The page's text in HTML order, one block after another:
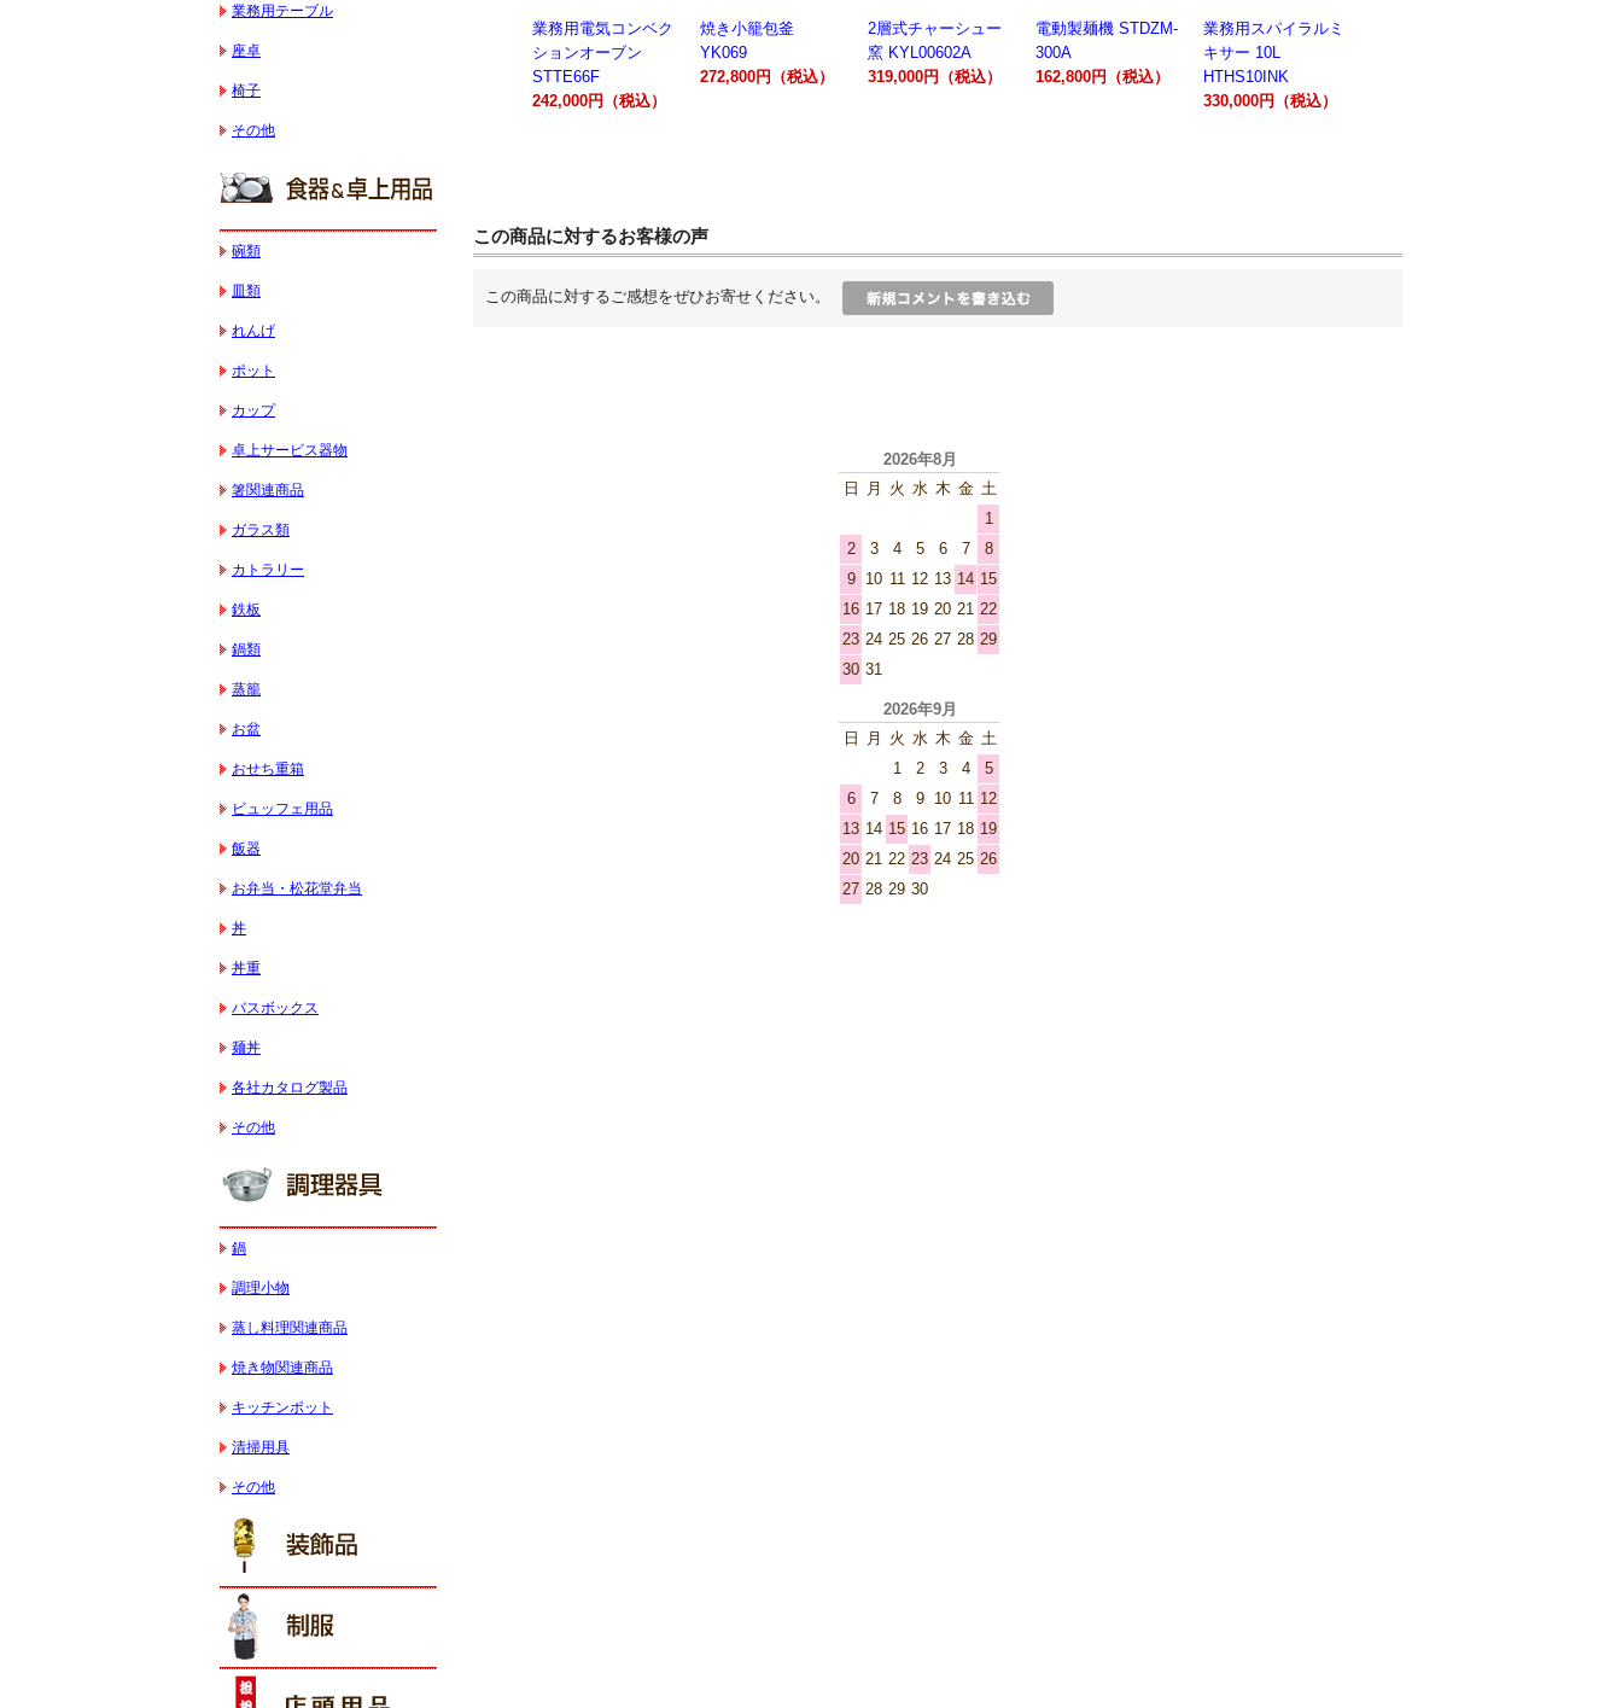
キサー 30L
595,100円（税込）
業務用電気コンベク
ションオーブン
STTE66F
242,000円（税込）
焼き小籠包釜
YK069
272,800円（税込）
2層式チャーシュー
窯 KYL00602A
319,000円（税込）
電動製麺機 STDZM-
300A
162,800円（税込）
業務用スパイラルミ
キサー 10L
HTHS10INK
330,000円（税込）
この商品に対するお客様の声
この商品に対するご感想をぜひお寄せください。
業務用テーブル
座卓
椅子
その他
碗類
皿類
れんげ
ポット
カップ
卓上サービス器物
箸関連商品
ガラス類
カトラリー
鉄板
鍋類
蒸籠
お盆
おせち重箱
ビュッフェ用品
飯器
お弁当・松花堂弁当
丼
丼重
バスボックス
麺丼
各社カタログ製品
その他
鍋
調理小物
蒸し料理関連商品
焼き物関連商品
キッチンポット
清掃用具
その他
2026年8月
日
月 火 水 木 金 土
1
2
3 4 5 6 7
8
9
10 11 12 13 14 15
16 17 18 19 20 21 22
23 24 25 26 27 28 29
30 31
2026年9月
日
月 火 水 木 金 土
1
2 3 4
5
6
7 8 9 10 11 12
13 14 15 16 17 18 19
20 21 22 23 24 25 26
27 28 29 30